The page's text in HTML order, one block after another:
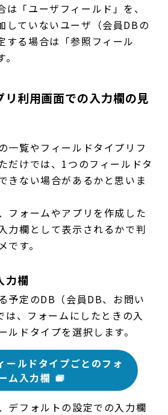
は「ユーザフィールド」を、
していないユーザ（会員DBの
する場合は「参照フィール
リ利用画面での入力欄の見
一覧やフィールドタイプリフ
だけでは、1つのフィールドタ
きない場合があるかと思いま
フォームやアプリを作成した
力欄として表示されるかで判
す。
力欄
予定のDB（会員DB、お問い
は、フォームにしたときの入
ルドタイプを選択します。
ールドタイプごとのフォ
ム入力欄
デフォルトの設定での入力欄